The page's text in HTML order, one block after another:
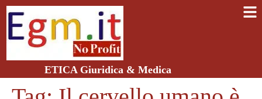
ETICA Giuridica & Medica